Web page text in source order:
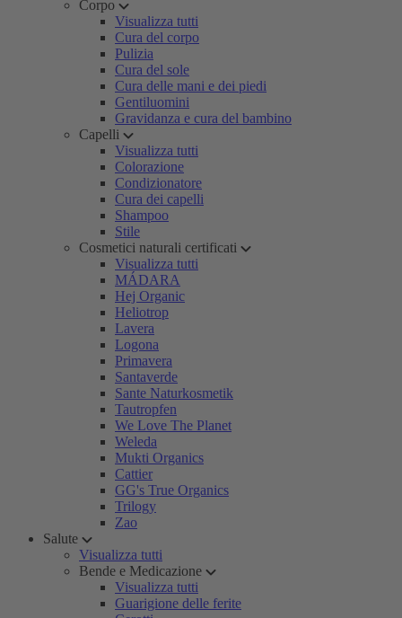
Corpo
Visualizza tutti
Cura del corpo
Pulizia
Cura del sole
Cura delle mani e dei piedi
Gentiluomini
Gravidanza e cura del bambino
Capelli
Visualizza tutti
Colorazione
Condizionatore
Cura dei capelli
Shampoo
Stile
Cosmetici naturali certificati
Visualizza tutti
MÁDARA
Hej Organic
Heliotrop
Lavera
Logona
Primavera
Santaverde
Sante Naturkosmetik
Tautropfen
We Love The Planet
Weleda
Mukti Organics
Cattier
GG's True Organics
Trilogy
Zao
Salute
Visualizza tutti
Bende e Medicazione
Visualizza tutti
Guarigione delle ferite